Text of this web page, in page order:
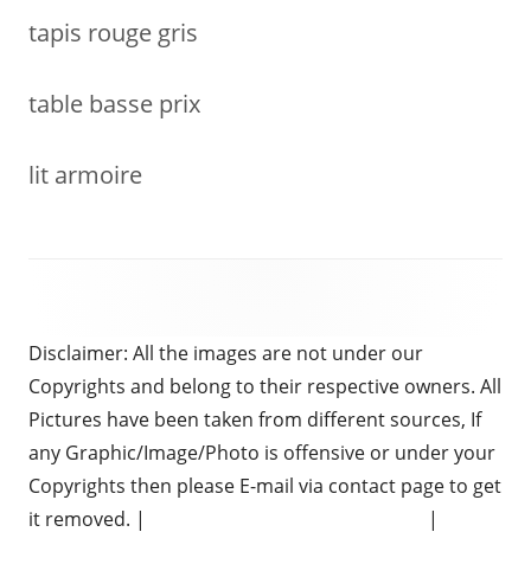
tapis rouge gris
table basse prix
lit armoire
Disclaimer: All the images are not under our
Copyrights and belong to their respective owners. All
Pictures have been taken from different sources, If
any Graphic/Image/Photo is offensive or under your
Copyrights then please E-mail via contact page to get
it removed. |
|